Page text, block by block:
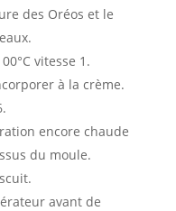
des Oréos et le
vitesse 1.
à la crème.
encore chaude
du moule.
avant de